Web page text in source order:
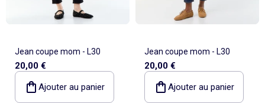
Jean coupe mom - L30
20,00 €
Ajouter au panier
Jean coupe mom - L30
20,00 €
Ajouter au panier